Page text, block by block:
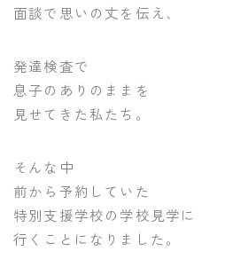
面談で思いの丈を伝え、
発達検査で
息子のありのままを
見せてきた私たち。
そんな中
前から予約していた
特別支援学校の学校見学に
行くことになりました。